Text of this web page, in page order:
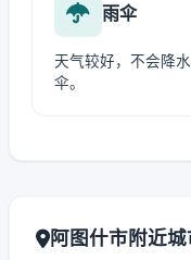
雨伞
天气较好，不会降
伞。
阿图什市附近